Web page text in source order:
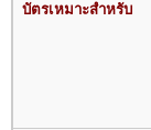
บัตรเหมาะสำหรับ